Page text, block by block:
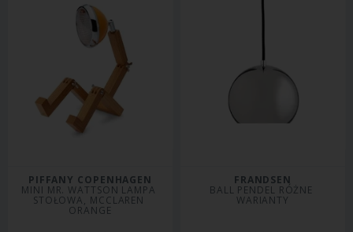
PIFFANY COPENHAGEN
MINI MR. WATTSON LAMPA
STOŁOWA, MCCLAREN
ORANGE
FRANDSEN
BALL PENDEL RÓŻNE
WARIANTY